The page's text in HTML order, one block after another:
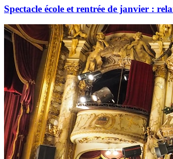
Spectacle école et rentrée de janvier :